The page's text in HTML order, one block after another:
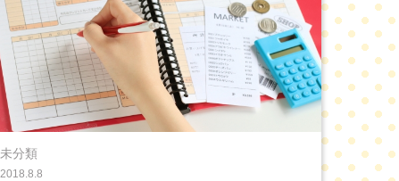
未分類
2018.8.8